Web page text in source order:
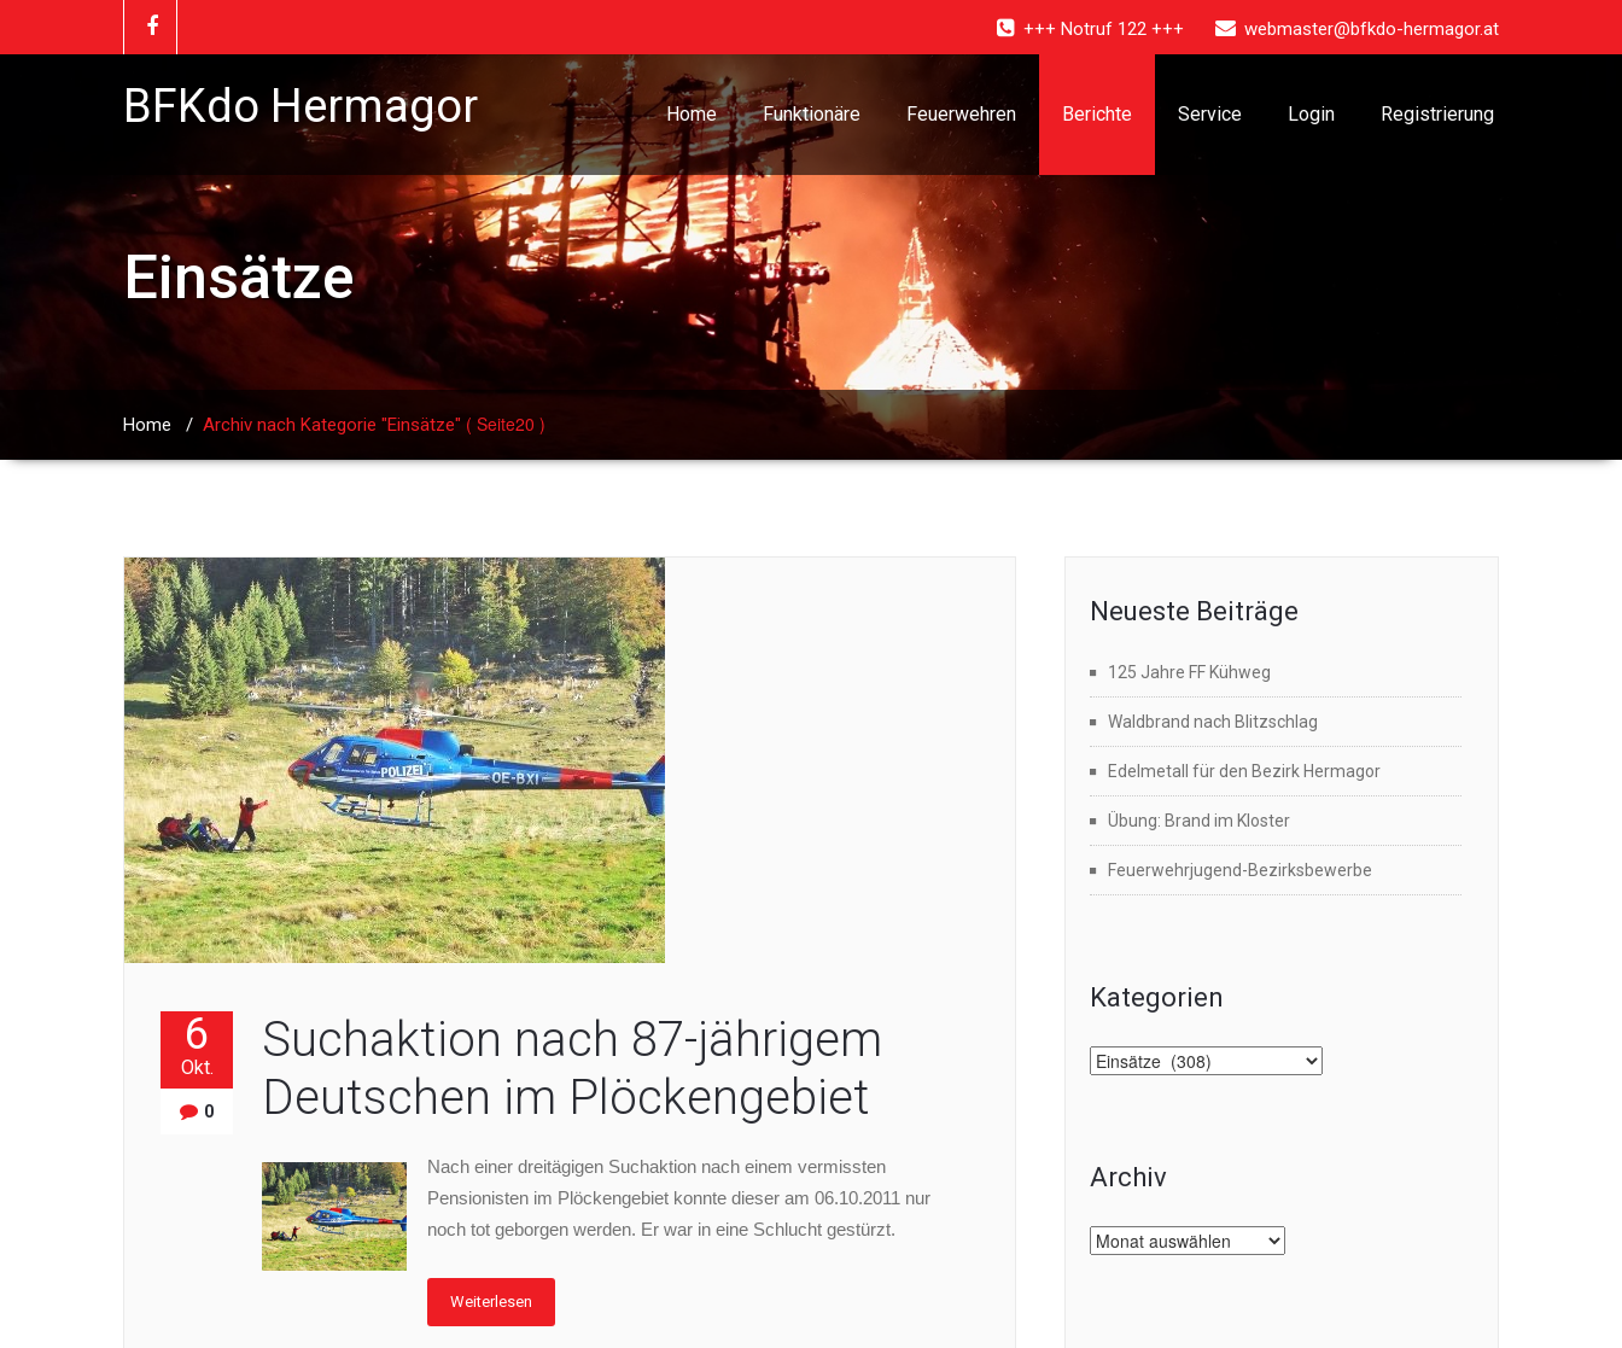
+++ Notruf 122 +++ webmaster@bfkdo-hermagor.at
BFKdo Hermagor Home Funktionäre Feuerwehren Berichte Service Login Registrierung
Einsätze
Home / Archiv nach Kategorie "Einsätze" ( Seite20 )
6
Okt.
0
Suchaktion nach 87-jährigem
Deutschen im Plöckengebiet
Nach einer dreitägigen Suchaktion nach einem vermissten
Pensionisten im Plöckengebiet konnte dieser am 06.10.2011 nur
noch tot geborgen werden. Er war in eine Schlucht gestürzt.
Weiterlesen
Neueste Beiträge
125 Jahre FF Kühweg
Waldbrand nach Blitzschlag
Edelmetall für den Bezirk Hermagor
Übung: Brand im Kloster
Feuerwehrjugend-Bezirksbewerbe
Kategorien
Kategorien
Archiv
Archiv